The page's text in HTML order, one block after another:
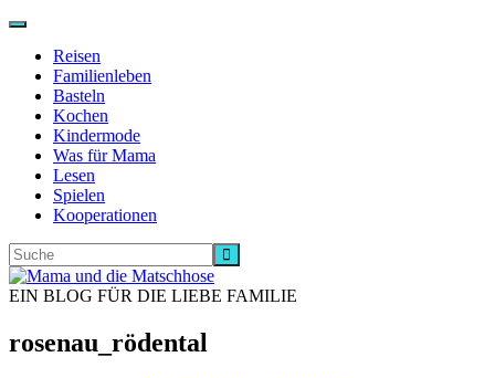
Navigation
ein-/ausschalten
Reisen
Familienleben
Basteln
Kochen
Kindermode
Was für Mama
Lesen
Spielen
Kooperationen
EIN BLOG FÜR DIE LIEBE FAMILIE
rosenau_rödental